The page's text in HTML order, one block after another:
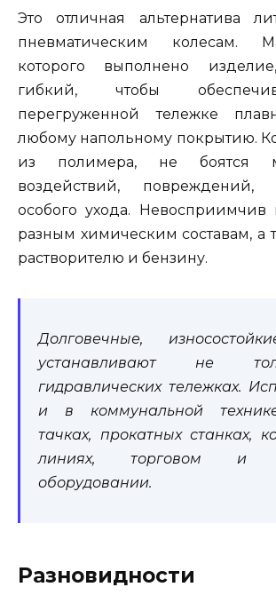
Это отличная альтернатива
пневматическим колесам.
которого выполнено
гибкий, чтобы
перегруженной тележке
любому напольному покрытию.
из полимера, не боятся
воздействий,
особого ухода. Невосприимчив
разным химическим составам, а
растворителю и бензину.
Долговечные,
устанавливают не
гидравлических тележках.
и в коммунальной
тачках, прокатных станках,
линиях, торговом и
оборудовании.
Разновидности